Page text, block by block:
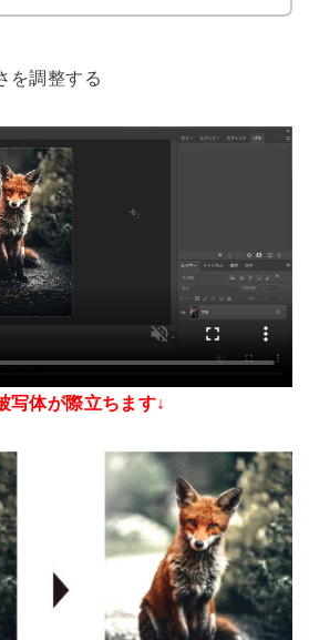
を調整する
写体が際立ちます↓